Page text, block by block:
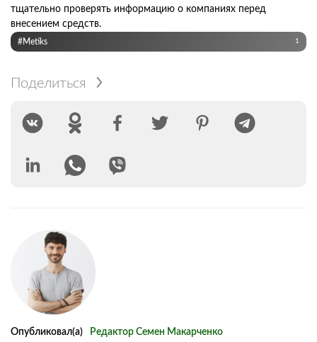
тщательно проверять информацию о компаниях перед
внесением средств.
#Metiks 1
Поделиться
Опубликовал(а) Редактор Семен Макарченко